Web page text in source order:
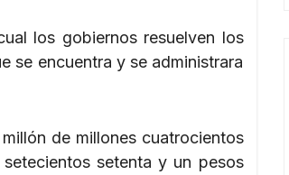
los gobiernos resuelven los
se encuentra y se administrara
de millones cuatrocientos
setenta y un pesos